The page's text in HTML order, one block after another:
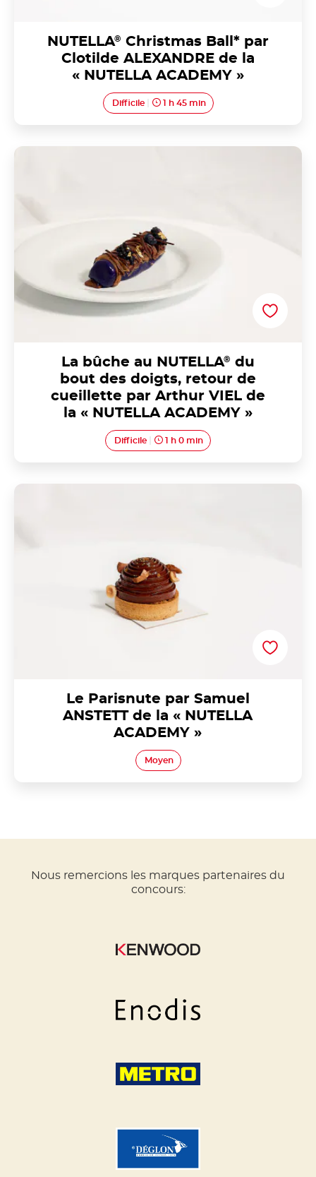
NUTELLA®
Christmas Ball* par
Clotilde ALEXANDRE de la
« NUTELLA ACADEMY »
Difficile 1 h 45 min
La bûche au NUTELLA®
du
bout des doigts, retour de
cueillette par Arthur VIEL de
la « NUTELLA ACADEMY »
Difficile 1 h 0 min
Le Parisnute par Samuel
ANSTETT de la « NUTELLA
ACADEMY »
Moyen
Nous remercions les marques partenaires du
concours: